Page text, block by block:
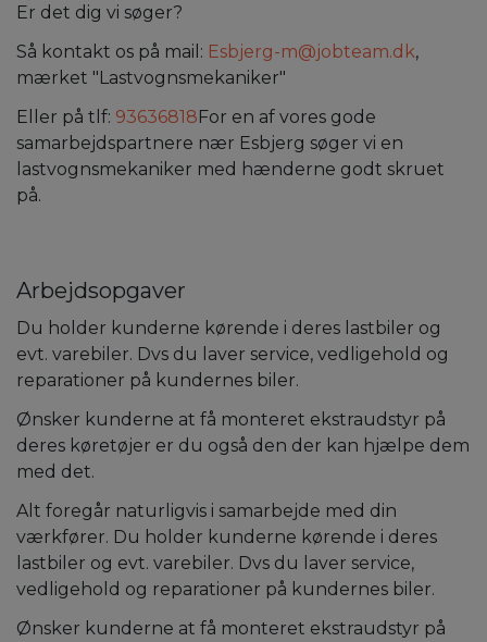
Er det dig vi søger?
Så kontakt os på mail: Esbjerg-m@jobteam.dk,
mærket "Lastvognsmekaniker"
Eller på tlf: 93636818For en af vores gode
samarbejdspartnere nær Esbjerg søger vi en
lastvognsmekaniker med hænderne godt skruet
på.
Arbejdsopgaver
Du holder kunderne kørende i deres lastbiler og
evt. varebiler. Dvs du laver service, vedligehold og
reparationer på kundernes biler.
Ønsker kunderne at få monteret ekstraudstyr på
deres køretøjer er du også den der kan hjælpe dem
med det.
Alt foregår naturligvis i samarbejde med din
værkfører. Du holder kunderne kørende i deres
lastbiler og evt. varebiler. Dvs du laver service,
vedligehold og reparationer på kundernes biler.
Ønsker kunderne at få monteret ekstraudstyr på